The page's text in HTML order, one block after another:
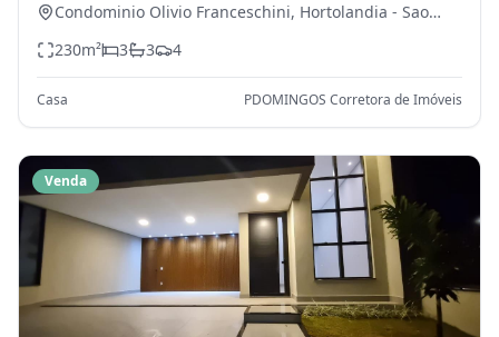
Condominio Olivio Franceschini, Hortolandia - Sao
230m² 3 3 4
Casa PDOMINGOS Corretora de Imóveis
Venda